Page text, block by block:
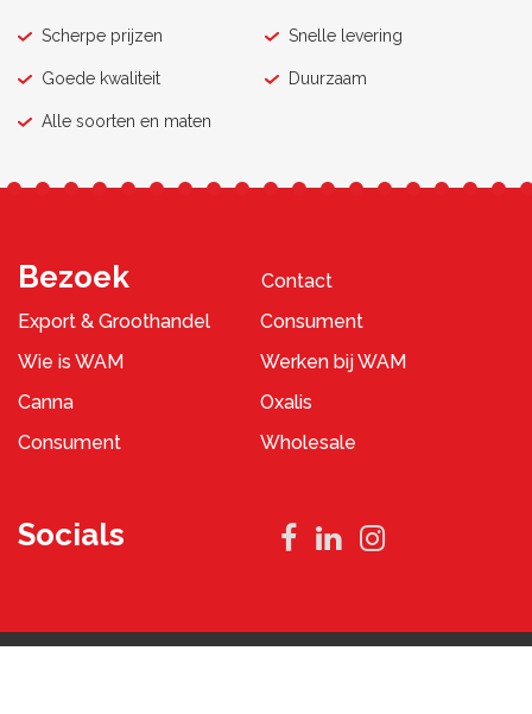
Scherpe prijzen Snelle levering
Goede kwaliteit Duurzaam
Alle soorten en maten
Bezoek
Contact
Export & Groothandel
Consument
Wie is WAM
Werken bij WAM
Canna
Oxalis
Consument
Wholesale
Socials